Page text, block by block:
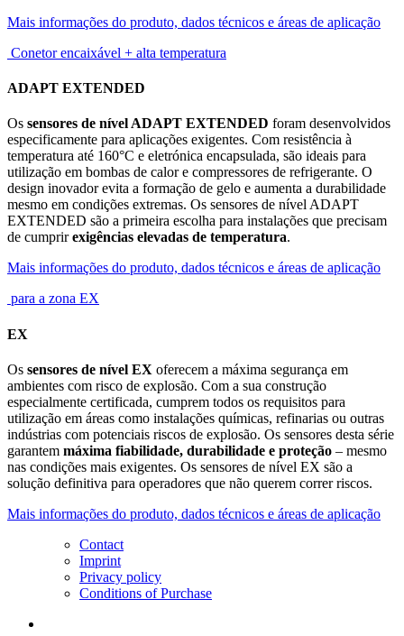
Mais informações do produto, dados técnicos e áreas de aplicação
Conetor encaixável + alta temperatura
ADAPT EXTENDED
Os sensores de nível ADAPT EXTENDED foram desenvolvidos
especificamente para aplicações exigentes. Com resistência à
temperatura até 160°C e eletrónica encapsulada, são ideais para
utilização em bombas de calor e compressores de refrigerante. O
design inovador evita a formação de gelo e aumenta a durabilidade
mesmo em condições extremas. Os sensores de nível ADAPT
EXTENDED são a primeira escolha para instalações que precisam
de cumprirexigências elevadas de temperatura.
Mais informações do produto, dados técnicos e áreas de aplicação
para a zona EX
EX
Os sensores de nível EX oferecem a máxima segurança em
ambientes com risco de explosão. Com a sua construção
especialmente certificada, cumprem todos os requisitos para
utilização em áreas como instalações químicas, refinarias ou outras
indústrias com potenciais riscos de explosão. Os sensores desta série
garantem máxima fiabilidade, durabilidade e proteção – mesmo
nas condições mais exigentes. Os sensores de nível EX são a
solução definitiva para operadores que não querem correr riscos.
Mais informações do produto, dados técnicos e áreas de aplicação
Contact
Imprint
Privacy policy
Conditions of Purchase